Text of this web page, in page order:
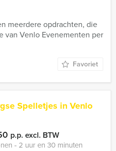
meerdere opdrachten, die
van Venlo Evenementen per
Favoriet
Spelletjes in Venlo
p.p. excl. BTW
‐ 2 uur en 30 minuten